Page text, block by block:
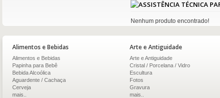
Nenhum produto encontrado!
Alimentos e Bebidas
Alimentos e Bebidas
Papinha para Bebê
Bebida Alcoólica
Aguardente / Cachaça
Cerveja
mais..
Arte e Antiguidade
Arte e Antiguidade
Cristal / Porcelana / Vidro
Escultura
Fotos
Gravura
mais..